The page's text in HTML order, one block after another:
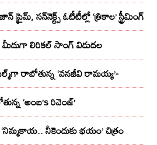
సన్‌నెక్ట్స్ ఓటీటీల్లో ‘త్రికాల’ స్ట్రీమింగ్
లిరికల్ సాంగ్ విడుదల
రాబోతున్న ‘వనజీవి రామయ్య’-
‘అంబ’s రివెంజ్’
నీకెందుకు భయం’ చిత్రం